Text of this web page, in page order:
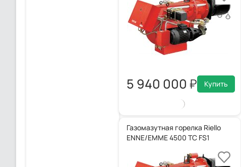
5 940 000 Купить
Газомазутная горелка Riello
ENNE/EMME 4500 TC FS1